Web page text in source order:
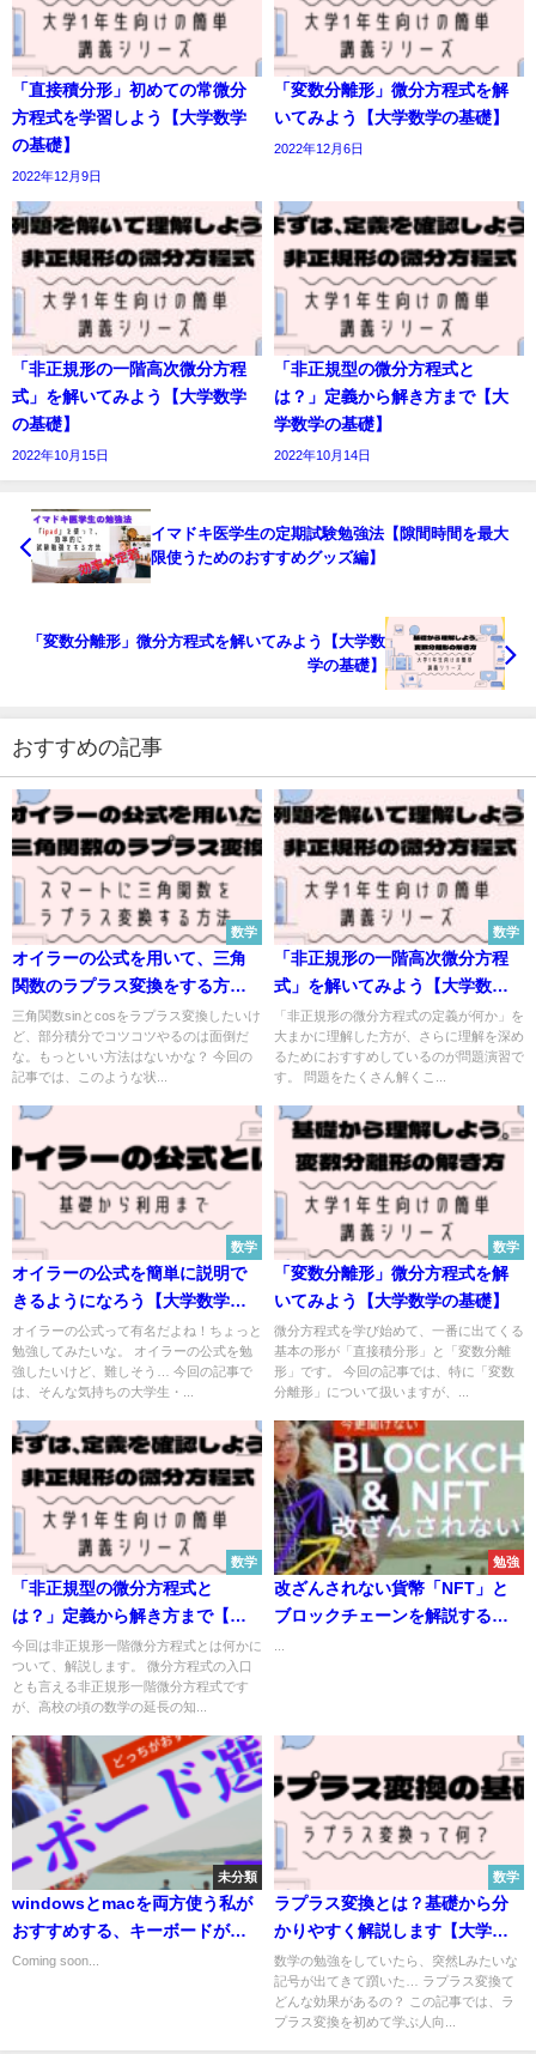
「直接積分形」初めての常微分
方程式を学習しよう【大学数学
の基礎】
2022年12月9日
「変数分離形」微分方程式を解
いてみよう【大学数学の基礎】
2022年12月6日
「非正規形の一階高次微分方程
式」を解いてみよう【大学数学
の基礎】
2022年10月15日
「非正規型の微分方程式と
は？」定義から解き方まで【大
学数学の基礎】
2022年10月14日
イマドキ医学生の定期試験勉強法【隙間時間を最大
限使うためのおすすめグッズ編】
「変数分離形」微分方程式を解いてみよう【大学数
学の基礎】
おすすめの記事
数学
オイラーの公式を用いて、三角
関数のラプラス変換をする方法
【大学数学の基礎】
三角関数sinとcosをラプラス変換したいけ
ど、部分積分でコツコツやるのは面倒だ
な。もっといい方法はないかな？ 今回の
記事では、このような状...
数学
「非正規形の一階高次微分方程
式」を解いてみよう【大学数学
の基礎】
「非正規形の微分方程式の定義が何か」を
大まかに理解した方が、さらに理解を深め
るためにおすすめしているのが問題演習で
す。 問題をたくさん解くこ...
数学
オイラーの公式を簡単に説明で
きるようになろう【大学数学の
基礎】
オイラーの公式って有名だよね！ちょっと
勉強してみたいな。 オイラーの公式を勉
強したいけど、難しそう… 今回の記事で
は、そんな気持ちの大学生・...
数学
「変数分離形」微分方程式を解
いてみよう【大学数学の基礎】
微分方程式を学び始めて、一番に出てくる
基本の形が「直接積分形」と「変数分離
形」です。 今回の記事では、特に「変数
分離形」について扱いますが、...
数学
「非正規型の微分方程式と
は？」定義から解き方まで【大
学数学の基礎】
今回は非正規形一階微分方程式とは何かに
ついて、解説します。 微分方程式の入口
とも言える非正規形一階微分方程式です
が、高校の頃の数学の延長の知...
勉強
改ざんされない貨幣「NFT」と
ブロックチェーンを解説する
未分類
windowsとmacを両方使う私が
おすすめする、キーボードが違
う問題を解決する方法
Coming soon...
数学
ラプラス変換とは？基礎から分
かりやすく解説します【大学数
学の基礎】
数学の勉強をしていたら、突然Lみたいな
記号が出てきて躓いた… ラプラス変換て
どんな効果があるの？ この記事では、ラ
プラス変換を初めて学ぶ人向...